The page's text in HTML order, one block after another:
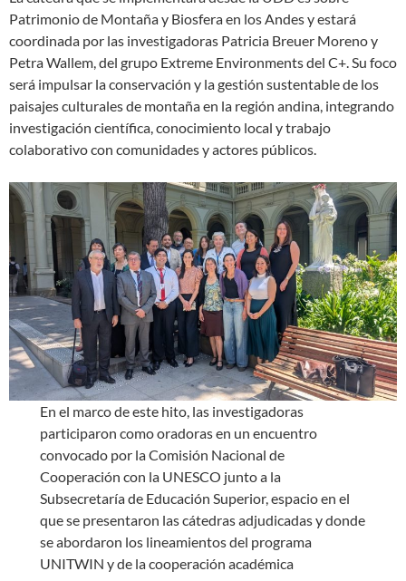
Patrimonio de Montaña y Biosfera en los Andes y estará
coordinada por las investigadoras Patricia Breuer Moreno y
Petra Wallem, del grupo Extreme Environments del C+. Su foco
será impulsar la conservación y la gestión sustentable de los
paisajes culturales de montaña en la región andina, integrando
investigación científica, conocimiento local y trabajo
colaborativo con comunidades y actores públicos.
En el marco de este hito, las investigadoras
participaron como oradoras en un encuentro
convocado por la Comisión Nacional de
Cooperación con la UNESCO junto a la
Subsecretaría de Educación Superior, espacio en el
que se presentaron las cátedras adjudicadas y donde
se abordaron los lineamientos del programa
UNITWIN y de la cooperación académica